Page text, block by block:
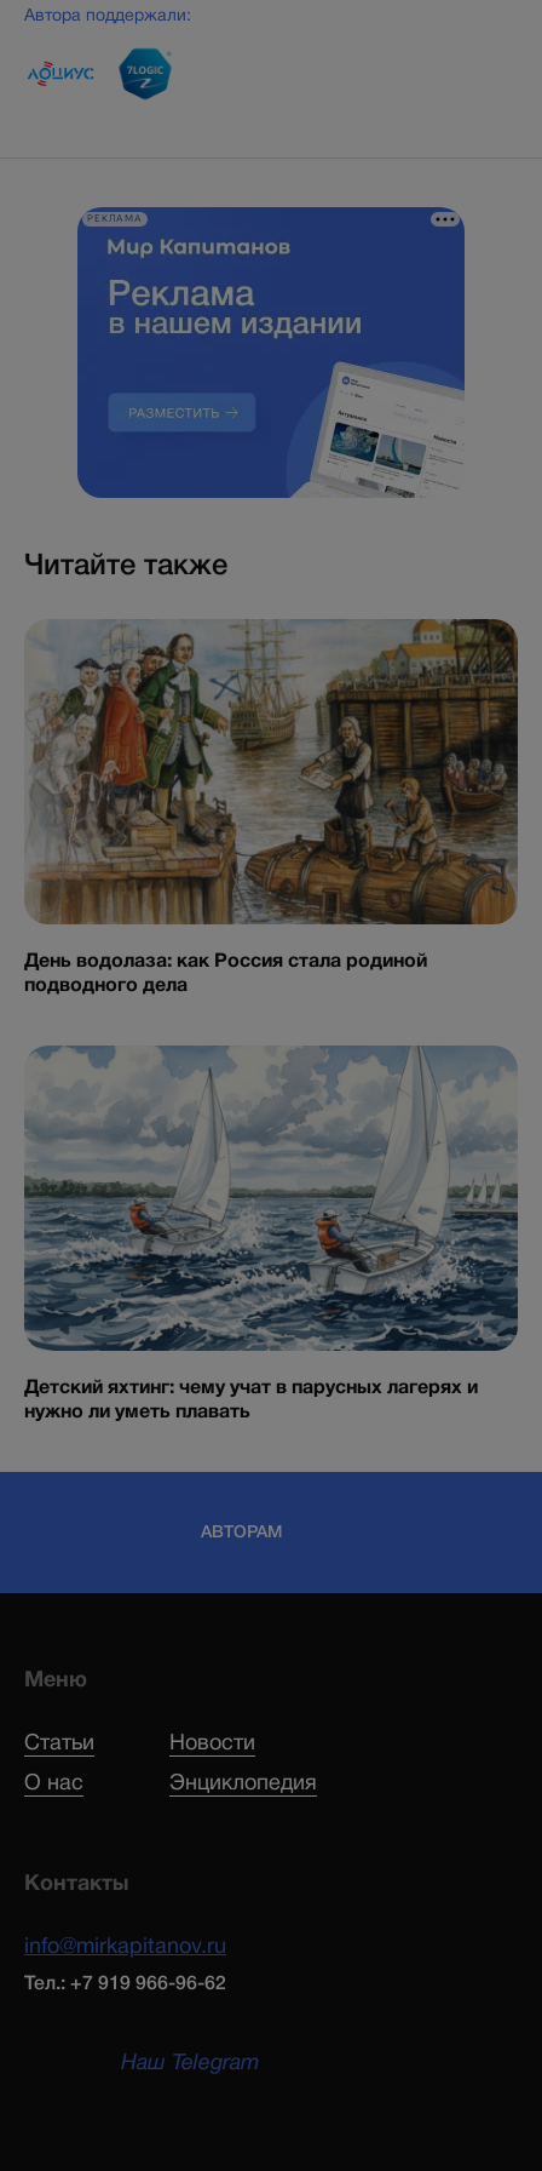
Автора поддержали:
РЕКЛАМА
Читайте также
День водолаза: как Россия стала родиной
подводного дела
Детский яхтинг: чему учат в парусных лагерях и
нужно ли уметь плавать
АВТОРАМ
Меню
Статьи
Новости
О нас
Энциклопедия
Контакты
info@mirkapitanov.ru
Тел.: +7 919 966-96-62
Наш Telegram